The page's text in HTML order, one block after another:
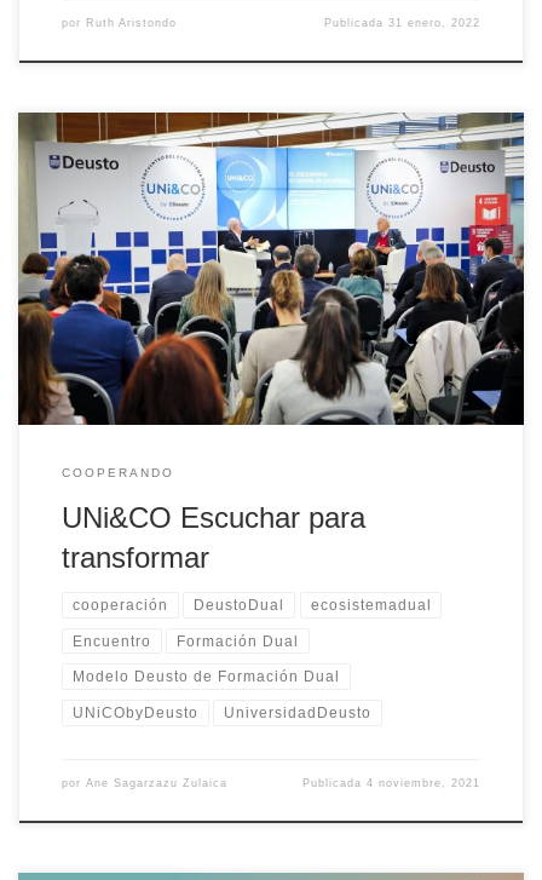
por Ruth Aristondo Publicada31 enero, 2022
Descubre la experiencia de Julia Salas en UNi&CO, el primer
Encuentro sobre Formación Dual entre Universidad y Empresa.
COOPERANDO
UNi&CO Escuchar para
transformar
cooperación DeustoDual ecosistemadual
Encuentro Formación Dual
Modelo Deusto de Formación Dual
UNiCObyDeusto UniversidadDeusto
por Ane Sagarzazu Zulaica Publicada4 noviembre, 2021